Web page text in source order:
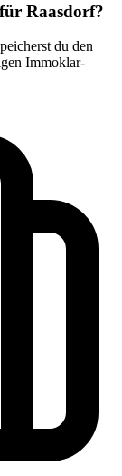
Raasdorf?
du den
Immoklar-